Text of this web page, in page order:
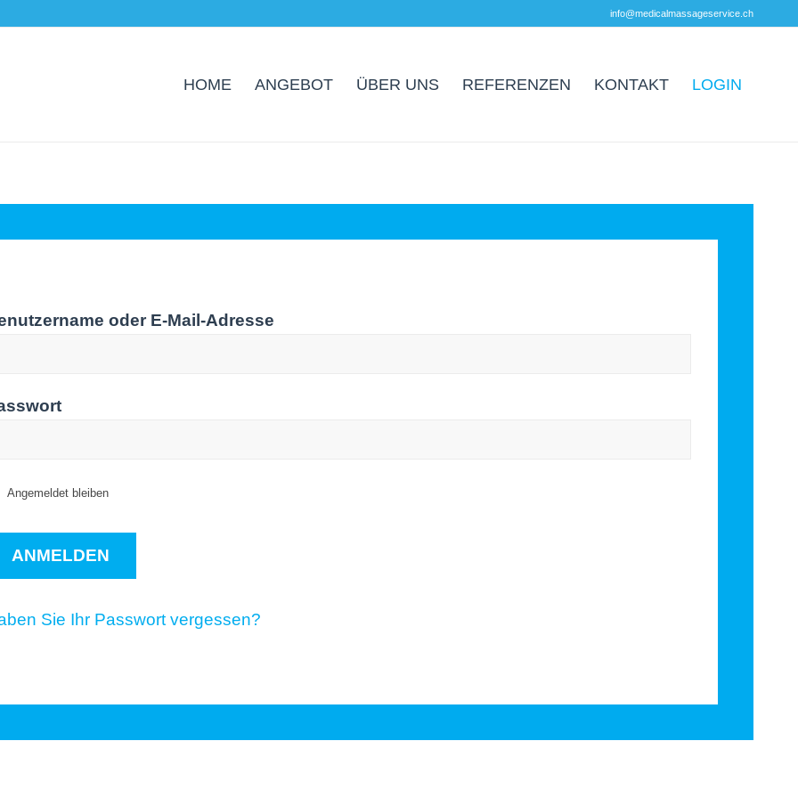
info@medicalmassageservice.ch
HOME ANGEBOT ÜBER UNS REFERENZEN KONTAKT LOGIN
oder E-Mail-Adresse
Angemeldet bleiben
Sie Ihr Passwort vergessen?